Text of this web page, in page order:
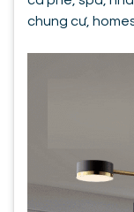
chung cư,